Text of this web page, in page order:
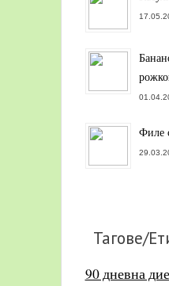
Филе
Тагове/
90 дневна